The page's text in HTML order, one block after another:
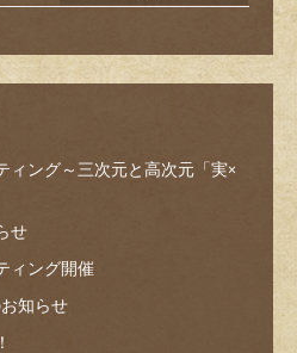
ィング～三次元と高次元「実×
せ
ィング開催
知らせ